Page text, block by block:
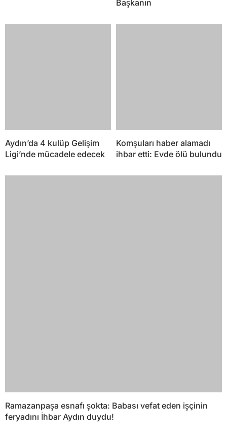
Başkanın
Aydın’da 4 kulüp Gelişim
Ligi’nde mücadele edecek
Komşuları haber alamadı
ihbar etti: Evde ölü bulundu
Ramazanpaşa esnafı şokta: Babası vefat eden işçinin
feryadını İhbar Aydın duydu!